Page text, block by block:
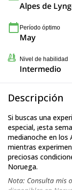
Alpes de
Período óptimo
May
Nivel de habilidad
Intermedio
Descripción
Si buscas una
especial, ¡esta
medianoche en los
mientras
preciosas
Noruega.
Nota: Consulta mis